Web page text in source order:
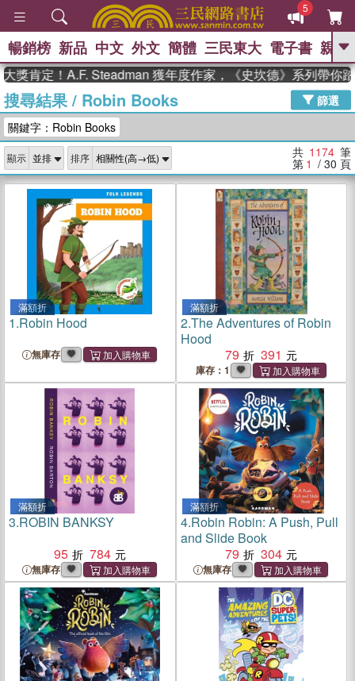
5
GO
熱搜： 高希均教授回憶錄
、 The Odyssey 、 父親節 、 如果歷
獎 臺灣漫遊錄 、 方念華 、 台灣的李
登輝時代
數學女孩：黎曼猜想 、
偉大的迷走神經
暢銷榜 新品 中文 外文 簡體 三民東大 電子書 親子
！A.F. Steadman 獲年度作家，《史坎德》系列帶你踏上熱
搜尋結果/ Robin Books
篩選
關鍵字：Robin Books
顯示 排序 共 1174 筆
第 1 / 30 頁
滿額折
1.Robin Hood
無庫存
滿額折
2.The Adventures of Robin
Hood
79
391
庫存：1
滿額折
3.ROBIN BANKSY
95
784
無庫存
滿額折
4.Robin Robin: A Push, Pull
and Slide Book
79
304
無庫存